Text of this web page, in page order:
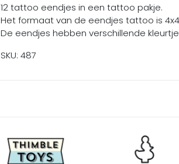
12 tattoo eendjes in een tattoo pakje.
Het formaat van de eendjes tattoo is
De eendjes hebben verschillende
SKU: 487